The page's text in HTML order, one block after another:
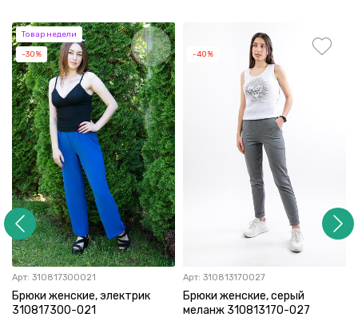
Товар недели
-30%
Арт: 310817300021
Брюки женские, электрик
310817300-021
-40%
Арт: 310813170027
Брюки женские, серый
меланж 310813170-027